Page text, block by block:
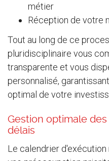
métier
Réception de votre
Tout au long de ce
pluridisciplinaire vous
transparente et vous
personnalisé,
optimal de votre
Gestion optimale
délais
Le calendrier